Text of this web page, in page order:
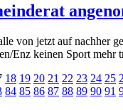
von jetzt auf nachher
Enz keinen Sport
18 19 20 21 22 23 24 25
84 85 86 87 88 89 90 91